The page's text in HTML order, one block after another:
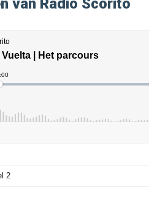
van Radio Scorito